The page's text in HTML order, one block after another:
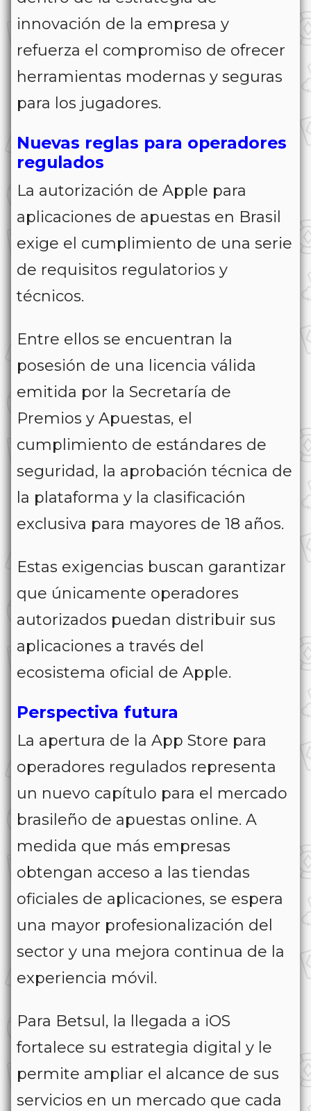
innovación de la empresa y
refuerza el compromiso de ofrecer
herramientas modernas y seguras
para los jugadores.
Nuevas reglas para operadores
regulados
La autorización de Apple para
aplicaciones de apuestas en Brasil
exige el cumplimiento de una serie
de requisitos regulatorios y
técnicos.
Entre ellos se encuentran la
posesión de una licencia válida
emitida por la Secretaría de
Premios y Apuestas, el
cumplimiento de estándares de
seguridad, la aprobación técnica de
la plataforma y la clasificación
exclusiva para mayores de 18 años.
Estas exigencias buscan garantizar
que únicamente operadores
autorizados puedan distribuir sus
aplicaciones a través del
ecosistema oficial de Apple.
Perspectiva futura
La apertura de la App Store para
operadores regulados representa
un nuevo capítulo para el mercado
brasileño de apuestas online. A
medida que más empresas
obtengan acceso a las tiendas
oficiales de aplicaciones, se espera
una mayor profesionalización del
sector y una mejora continua de la
experiencia móvil.
Para Betsul, la llegada a iOS
fortalece su estrategia digital y le
permite ampliar el alcance de sus
servicios en un mercado que cada